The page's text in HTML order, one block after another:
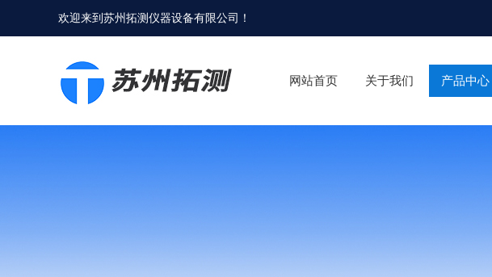
欢迎来到苏州拓测仪器设备有限公司 ！
网站首页 关于我们 产品中心